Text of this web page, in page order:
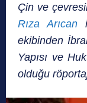
Çin ve
Rıza Arıcan
ekibinden
Yapısı ve
olduğu